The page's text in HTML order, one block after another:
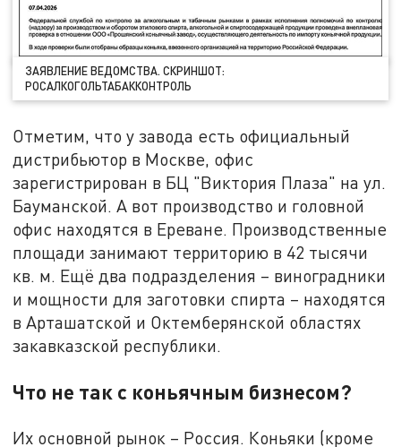
ЗАЯВЛЕНИЕ ВЕДОМСТВА. СКРИНШОТ:
РОСАЛКОГОЛЬТАБАККОНТРОЛЬ
Отметим, что у завода есть официальный
дистрибьютор в Москве, офис
зарегистрирован в БЦ "Виктория Плаза" на ул.
Бауманской. А вот производство и головной
офис находятся в Ереване. Производственные
площади занимают территорию в 42 тысячи
кв. м. Ещё два подразделения – виноградники
и мощности для заготовки спирта – находятся
в Арташатской и Октемберянской областях
закавказской республики.
Что не так с коньячным бизнесом?
Их основной рынок – Россия. Коньяки (кроме